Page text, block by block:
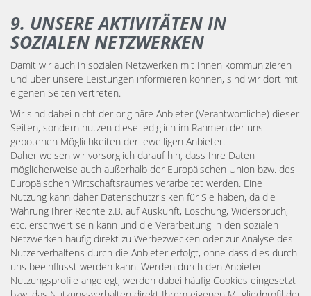
9. UNSERE AKTIVITÄTEN IN
SOZIALEN NETZWERKEN
Damit wir auch in sozialen Netzwerken mit Ihnen kommunizieren
und über unsere Leistungen informieren können, sind wir dort mit
eigenen Seiten vertreten.
Wir sind dabei nicht der originäre Anbieter (Verantwortliche) dieser
Seiten, sondern nutzen diese lediglich im Rahmen der uns
gebotenen Möglichkeiten der jeweiligen Anbieter.
Daher weisen wir vorsorglich darauf hin, dass Ihre Daten
möglicherweise auch außerhalb der Europäischen Union bzw. des
Europäischen Wirtschaftsraumes verarbeitet werden. Eine
Nutzung kann daher Datenschutzrisiken für Sie haben, da die
Wahrung Ihrer Rechte z.B. auf Auskunft, Löschung, Widerspruch,
etc. erschwert sein kann und die Verarbeitung in den sozialen
Netzwerken häufig direkt zu Werbezwecken oder zur Analyse des
Nutzerverhaltens durch die Anbieter erfolgt, ohne dass dies durch
uns beeinflusst werden kann. Werden durch den Anbieter
Nutzungsprofile angelegt, werden dabei häufig Cookies eingesetzt